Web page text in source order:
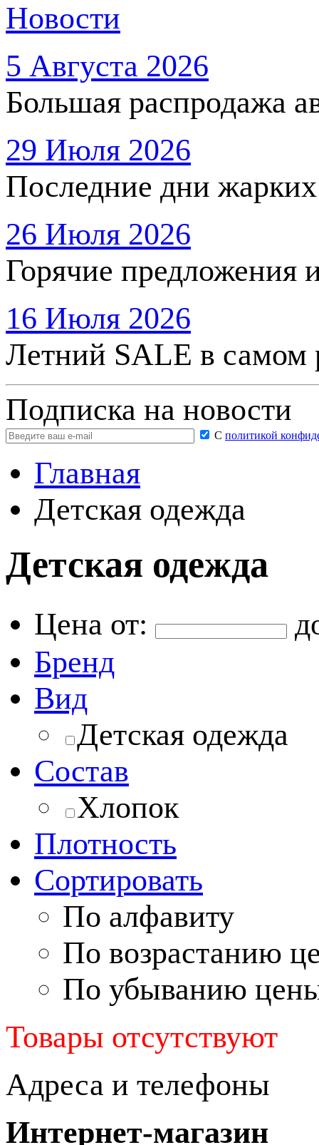
Новости
5 Августа 2026
Большая распродажа
29 Июля 2026
Последние дни
26 Июля 2026
Горячие предложения
16 Июля 2026
Летний SALE в самом
Подписка на новости
С политикой
Главная
Детская одежда
Детская одежда
Цена от:
Бренд
Вид
Детская одежда
Состав
Хлопок
Плотность
Сортировать
По алфавиту
По возрастанию
По убыванию
Товары отсутствуют
Адреса и телефоны
Интернет-магазин